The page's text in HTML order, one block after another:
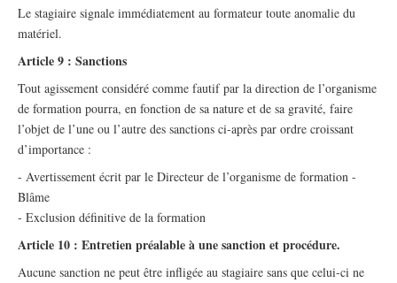
Le stagiaire signale immédiatement au formateur toute anomalie du
matériel.
Article 9 : Sanctions
Tout agissement considéré comme fautif par la direction de l’organisme
de formation pourra, en fonction de sa nature et de sa gravité, faire
l’objet de l’une ou l’autre des sanctions ci-après par ordre croissant
d’importance :
- Avertissement écrit par le Directeur de l’organisme de formation -
Blâme
- Exclusion définitive de la formation
Article 10 : Entretien préalable à une sanction et procédure.
Aucune sanction ne peut être infligée au stagiaire sans que celui-ci ne